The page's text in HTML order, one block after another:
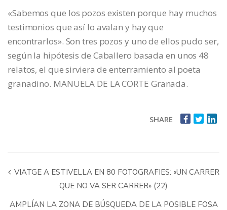
«Sabemos que los pozos existen porque hay muchos
testimonios que así lo avalan y hay que
encontrarlos». Son tres pozos y uno de ellos pudo ser,
según la hipótesis de Caballero basada en unos 48
relatos, el que sirviera de enterramiento al poeta
granadino. MANUELA DE LA CORTE Granada.
SHARE
VIATGE A ESTIVELLA EN 80 FOTOGRAFIES: «UN CARRER
QUE NO VA SER CARRER» (22)
AMPLÍAN LA ZONA DE BÚSQUEDA DE LA POSIBLE FOSA